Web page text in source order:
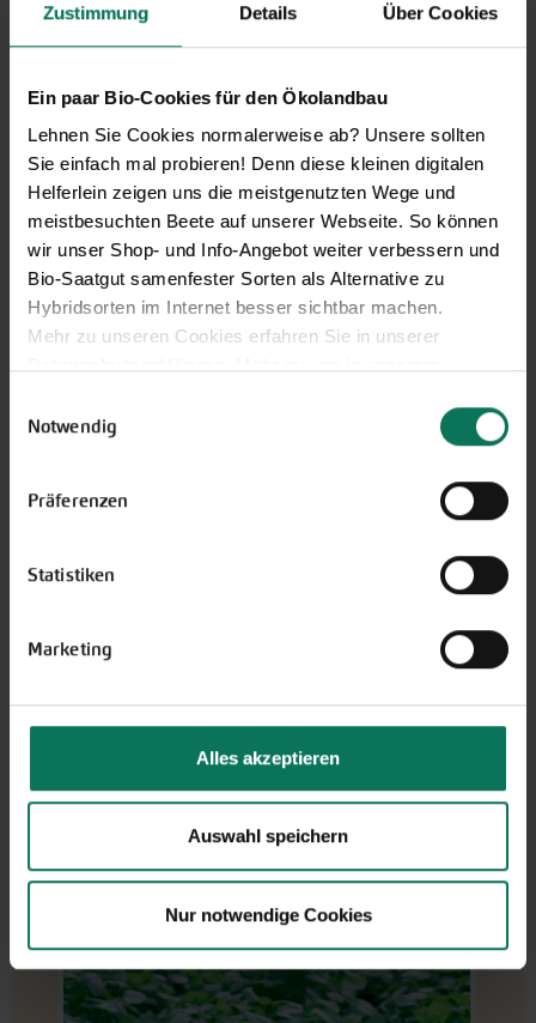
Zustimmung Details Über Cookies
Ein paar Bio-Cookies für den Ökolandbau
Lehnen Sie Cookies normalerweise ab? Unsere sollten
Sie einfach mal probieren! Denn diese kleinen digitalen
Helferlein zeigen uns die meistgenutzten Wege und
meistbesuchten Beete auf unserer Webseite. So können
wir unser Shop- und Info-Angebot weiter verbessern und
Bio-Saatgut samenfester Sorten als Alternative zu
Hybridsorten im Internet besser sichtbar machen.
Mehr zu unseren Cookies erfahren Sie in unserer
Sie können Ihre Einwilligung unter dem Link Cookie-
Notwendig
Präferenzen
Statistiken
Marketing
Alles akzeptieren
Auswahl speichern
Nur notwendige Cookies
Zuckerhut
Thorin